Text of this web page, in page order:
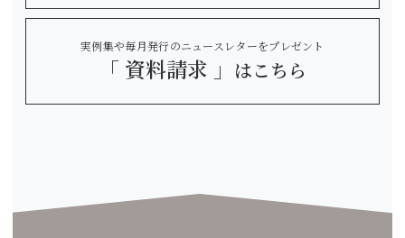
実例集や毎月発行のニュースレターをプレゼント
「 資料請求 」 はこちら